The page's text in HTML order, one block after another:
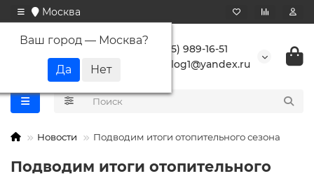
Москва
Ваш город — Москва?
+7 (495) 989-16-51
buranlog1@yandex.ru
Новости Подводим итоги отопительного сезона
Подводим итоги отопительного